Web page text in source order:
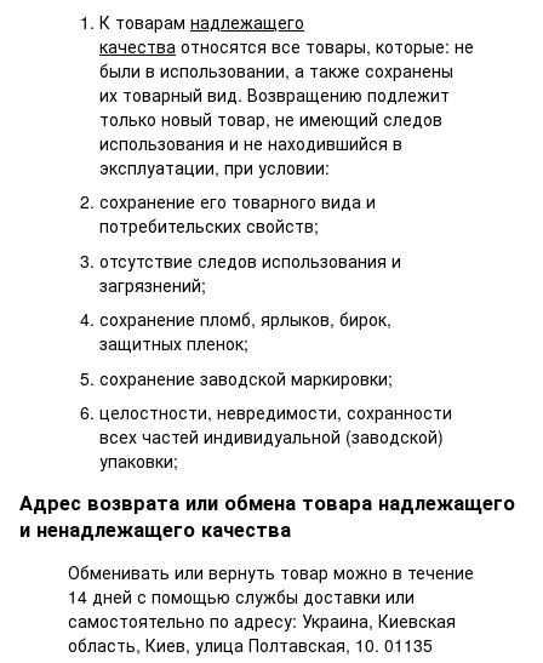
К товарам надлежащего
качества относятся все товары, которые: не
были в использовании, а также сохранены
их товарный вид. Возвращению подлежит
только новый товар, не имеющий следов
использования и не находившийся в
эксплуатации, при условии:
сохранение его товарного вида и
потребительских свойств;
отсутствие следов использования и
загрязнений;
сохранение пломб, ярлыков, бирок,
защитных пленок;
сохранение заводской маркировки;
целостности, невредимости, сохранности
всех частей индивидуальной (заводской)
упаковки;
Адрес возврата или обмена товара надлежащего
и ненадлежащего качества
Обменивать или вернуть товар можно в течение
14 дней с помощью службы доставки или
самостоятельно по адресу: Украина, Киевская
область, Киев, улица Полтавская, 10. 01135